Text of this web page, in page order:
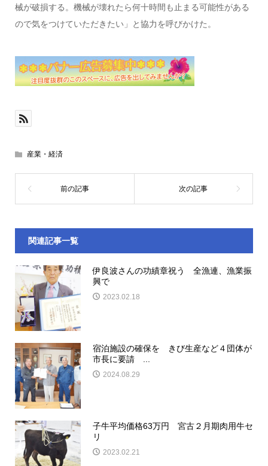
械が破損する。機械が壊れたら何十時間も止まる可能性がある
ので気をつけていただきたい」と協力を呼びかけた。
産業・経済
関連記事一覧
伊良波さんの功績章祝う 全漁連、漁業振
興で
2023.02.18
宿泊施設の確保を きび生産など４団体が
市長に要請 ...
2024.08.29
子牛平均価格63万円 宮古２月期肉用牛セ
リ
2023.02.21